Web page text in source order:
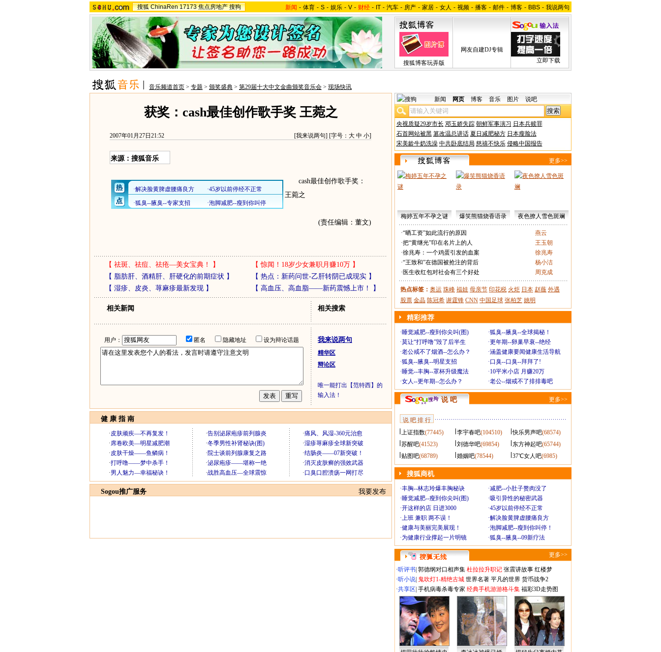
搜狐 ChinaRen 17173 焦点房地产 搜狗 新闻 - 体育 - S - 娱乐 - V - 财经 - IT - 汽车 - 房产 - 家居 - 女人 - 视频 - 播客 - 邮件 - 博客 - BBS - 我说两句
搜狐博客玩弄版
网友自建DJ专辑
立即下载
音乐频道首页 > 专题 > 颁奖盛典 > 第29届十大中文金曲颁奖音乐会 > 现场快讯
获奖：cash最佳创作歌手奖 王菀之
2007年01月27日21:52 [我来说两句] [字号： 大 中 小]
来源：搜狐音乐
cash最佳创作歌手奖：
王菀之
(责任编辑：董文)
【 祛斑、祛痘、祛疮—美女宝典！ 】 【惊闻！18岁少女兼职月赚10万】
【 脂肪肝、酒精肝、肝硬化的前期症状 】 【 热点：新药问世-乙肝转阴已成现实】
【 湿疹、皮炎、荨麻疹最新发现】 【 高血压、高血脂——新药震憾上市！ 】
相关新闻 相关搜索
用户： 匿名 隐藏地址 设为辩论话题 我来说两句
精华区
辩论区
唯一能打出【范特西】的
输入法！
健 康 指 南
我要发布
Sogou推广服务
新闻 网页 博客 音乐 图片 说吧
央视质疑29岁市长 邓玉娇失踪 朝鲜军事演习 日本兵赎罪
石首网站被黑 篡改温总讲话 夏日减肥秘方 日本瘦脸法
宋美龄牛奶洗澡 中共卧底结局 慈禧不快乐 侵略中国报告
更多>>
梅婷五年不孕之谜 爆笑熊猫烧香语录 夜色撩人雪色斑斓
·“晒工资”如此流行的原因
燕云
·把“黄继光”印在名片上的人
王玉朝
·徐兆寿：一个鸡蛋引发的血案
徐兆寿
·“王致和”在德国被抢注的背后
杨小洁
· 医生收红包对社会有三个好处 周克成
热点标签： 奥运 珠峰 福娃 母亲节 印花税 火炬 日本 赵薇 外遇
股票 金晶 陈冠希 谢霆锋 CNN 中国足球 张柏芝 姚明
精彩推荐
·睡觉减肥--瘦到你尖叫(图) ·狐臭--腋臭--全球揭秘！
·莫让“打呼噜”毁了后半生 ·更年期--卵巢早衰--绝经
·老公戒不了烟酒--怎么办？ ·涵盖健康要闻健康生活导航
·狐臭--腋臭--明星支招 ·口臭--口臭--拜拜了!
·睡觉--丰胸--罩杯升级魔法 ·10平米小店 月赚20万
·女人--更年期--怎么办？ ·老公--烟戒不了排排毒吧
说 吧 更多>>
说 吧 排 行
上证指数(77445) 李宇春吧(104510) 快乐男声吧(68574)
苏醒吧(41523) 刘德华吧(69854) 东方神起吧(65744)
贴图吧(68789) 婚姻吧(78544) 37℃女人吧(6985)
搜狐商机
·丰胸--林志玲爆丰胸秘诀 ·减肥--小肚子赘肉没了
·睡觉减肥--瘦到你尖叫(图) ·吸引异性的秘密武器
·开这样的店 日进3000 ·45岁以前停经不正常
·上班 兼职 两不误！ ·解决脸黄脾虚腰痛良方
·健康与美丽完美展现！ ·泡脚减肥--瘦到你叫停！
·为健康行业撑起一片明镜 ·狐臭--腋臭--09新疗法
更多>>
·听评书 郭德纲对口相声集 杜拉拉升职记 张震讲故事 红楼梦
·听小说 鬼吹灯1-精绝古城 世界名著 平凡的世界 货币战争2
·共享区 手机病毒杀毒专家 经典手机游游格斗集 福彩3D走势图